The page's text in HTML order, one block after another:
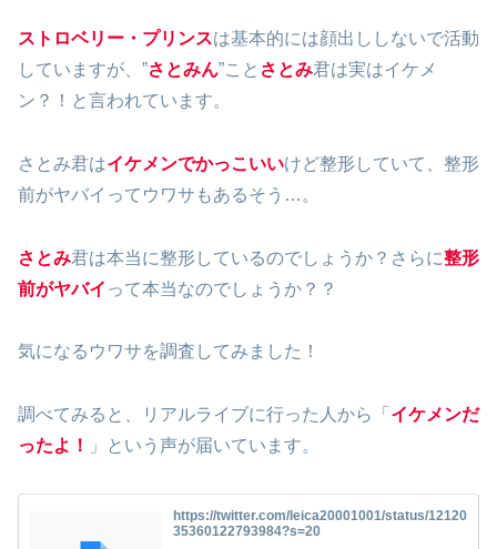
ストロベリー・プリンスは基本的には顔出ししないで活動
していますが、”さとみん”こと さとみ君は実はイケメ
ン？！と言われています。
さとみ君はイケメンでかっこいいけど整形していて、整形
前がヤバイってウワサもあるそう…。
さとみ君は本当に整形しているのでしょうか？さらに整形
前がヤバイ って本当なのでしょうか？？
気になるウワサを調査してみました！
調べてみると、リアルライブに行った人から「 イケメンだ
ったよ！
」という声が届いています。
https://twitter.com/leica20001001/status/12120
35360122793984?s=20